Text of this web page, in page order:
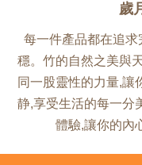
歲
每一件產品都在追
穩。竹的自然之美與
同一股靈性的力量,讓
静,享受生活的每一分
體驗,讓你的內